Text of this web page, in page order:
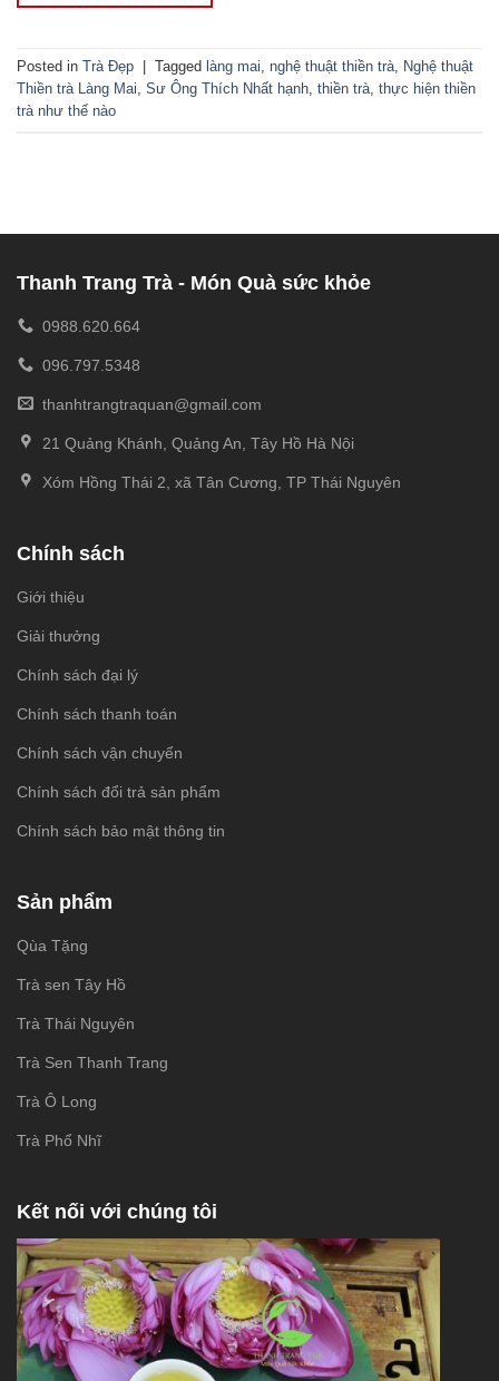
Posted in Trà Đẹp Tagged làng mai nghệ thuật thiền trà
Nghệ thuật
Thiền trà Làng Mai Sư Ông Thích Nhất hạnh thiền trà thực hiện thiền
trà như thế nào
Thanh Trang Trà - Món Quà sức khỏe
0988.620.664
096.797.5348
thanhtrangtraquan@gmail.com
21 Quảng Khánh, Quảng An, Tây Hồ Hà Nội
Xóm Hồng Thái 2, xã Tân Cương, TP Thái Nguyên
Chính sách
Giới thiệu
Giải thưởng
Chính sách đại lý
Chính sách thanh toán
Chính sách vận chuyển
Chính sách đổi trả sản phẩm
Chính sách bảo mật thông tin
Sản phẩm
Qùa Tặng
Trà sen Tây Hồ
Trà Thái Nguyên
Trà Sen Thanh Trang
Trà Ô Long
Trà Phổ Nhĩ
Kết nối với chúng tôi